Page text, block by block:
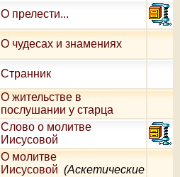
О прелести...
О чудесах и знамениях
Странник
О жительстве в
послушании у старца
Слово о молитве
Иисусовой
О молитве
Иисусовой (Аскетические